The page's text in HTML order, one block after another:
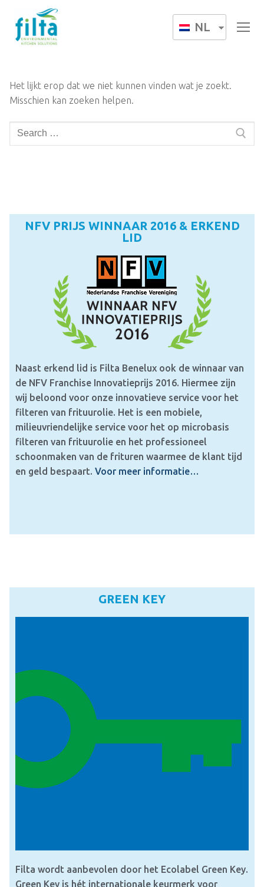
NL
Het lijkt erop dat we niet kunnen vinden wat je zoekt.
Misschien kan zoeken helpen.
NFV PRIJS WINNAAR 2016 & ERKEND
LID
Naast erkend lid is Filta Benelux ook de winnaar van
de NFV Franchise Innovatieprijs 2016. Hiermee zijn
wij beloond voor onze innovatieve service voor het
filteren van frituurolie. Het is een mobiele,
milieuvriendelijke service voor het op microbasis
filteren van frituurolie en het professioneel
schoonmaken van de frituren waarmee de klant tijd
en geld bespaart. Voor meer informatie…
GREEN KEY
Filta wordt aanbevolen door het Ecolabel Green Key.
Green Key is hét internationale keurmerk voor